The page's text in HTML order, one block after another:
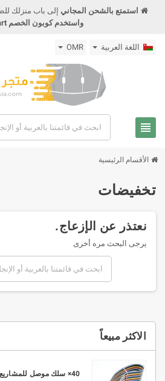
استمتع بالشحن المجاني إلى باب منزلك
واستخدم كوبون الخصم ImSmart
اللغة العربية OMR
view_headline
الأقسام الرئيسية
الاكثر مبيعاً
تخفيضات
نعتذر عن الإزعاج.
يرجى البحث مره أخرى